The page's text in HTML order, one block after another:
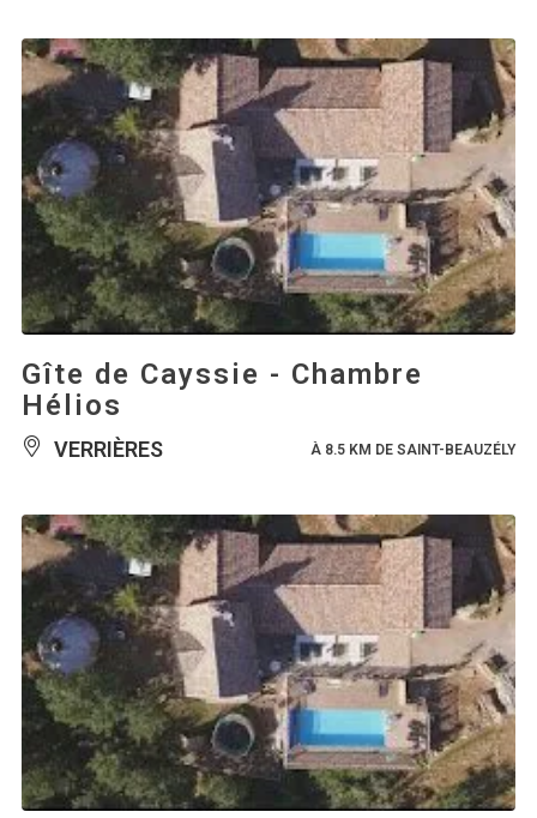
Gîte de Cayssie - Chambre
Hélios
VERRIÈRES À 8.5 KM DE SAINT-BEAUZÉLY